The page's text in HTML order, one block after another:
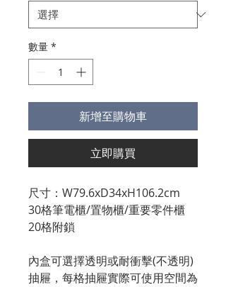
數量 *
新增至購物車
立即購買
尺寸：W79.6xD34xH106.2cm
30格筆電櫃/置物櫃/重要零件櫃
20格附鎖
內盒可選擇透明或耐衝擊(不透明)
抽屜，每格抽屜實際可使用空間為